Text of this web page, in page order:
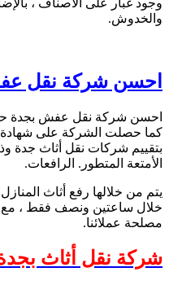
والخدوش.
احسن شركة نقل
احسن شركة نقل عفش بجدة
كما حصلت الشركة على شهادة
بتقييم شركات نقل أثاث جدة
الأمتعة المتطور. الرافعات.
يتم من خلالها رفع أثاث المنازل
خلال ساعتين ونصف فقط ،
مصلحة عملائنا.
شركة نقل أثاث